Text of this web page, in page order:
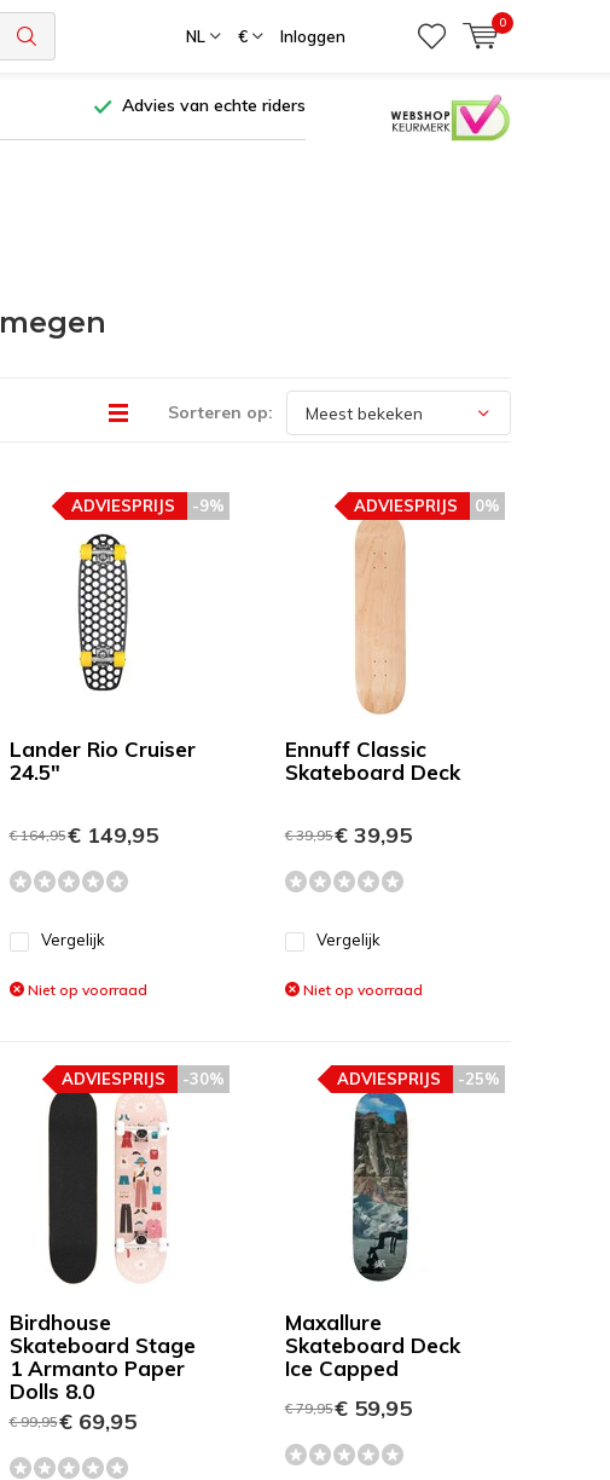
NL € Inloggen
0
Advies van echte riders
Sorteren op:
Lander Rio Cruiser
24.5"
-9%
ADVIESPRIJS
€ 164,95€ 149,95
Vergelijk
Niet op voorraad
Ennuff Classic
Skateboard Deck
0%
ADVIESPRIJS
€ 39,95€ 39,95
Vergelijk
Niet op voorraad
Birdhouse
Skateboard Stage
1 Armanto Paper
Dolls 8.0
-30%
ADVIESPRIJS
€ 99,95€ 69,95
Maxallure
Skateboard Deck
Ice Capped
-25%
ADVIESPRIJS
€ 79,95€ 59,95